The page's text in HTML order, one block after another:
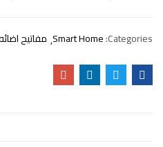
Categories:
Smart Home مفاتيح